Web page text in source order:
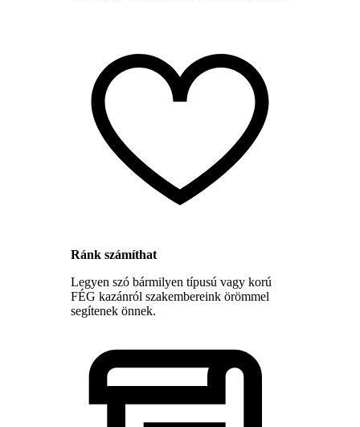
Ránk számíthat
Legyen szó bármilyen típusú vagy korú
FÉG kazánról szakembereink örömmel
segítenek önnek.